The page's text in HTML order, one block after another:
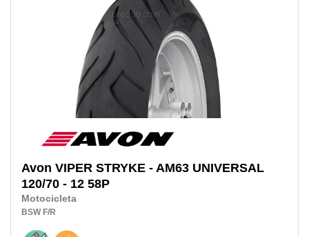
Avon VIPER STRYKE - AM63 UNIVERSAL
120/70 - 12 58P
Motocicleta
BSW F/R